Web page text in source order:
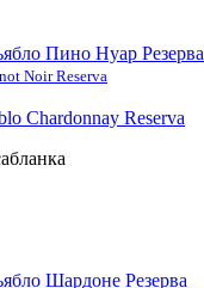
Пино Нуар Резерва
Noir Reserva
Шардоне Резерва